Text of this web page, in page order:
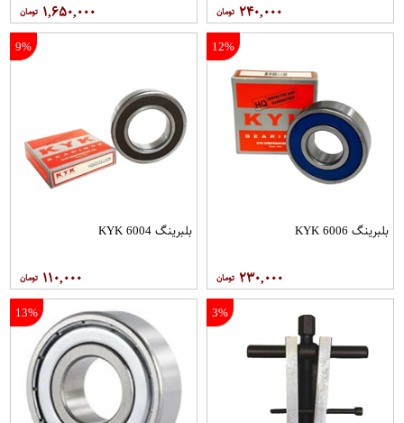
۲۴۰,۰۰۰ ۱,۶۵۰,۰۰۰
12%
بلبرینگ 6006 KYK
۲۳۰,۰۰۰
9%
بلبرینگ 6004 KYK
۱۱۰,۰۰۰
3%
13%